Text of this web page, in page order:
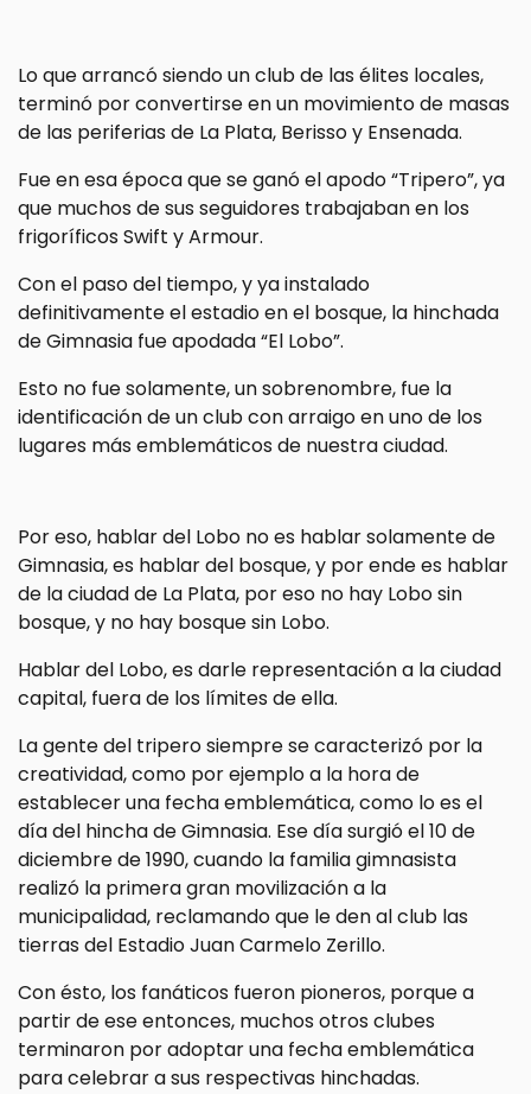
Lo que arrancó siendo un club de las élites locales,
terminó por convertirse en un movimiento de masas
de las periferias de La Plata, Berisso y Ensenada.
Fue en esa época que se ganó el apodo “Tripero”, ya
que muchos de sus seguidores trabajaban en los
frigoríficos Swift y Armour.
Con el paso del tiempo, y ya instalado
definitivamente el estadio en el bosque, la hinchada
de Gimnasia fue apodada “El Lobo”.
Esto no fue solamente, un sobrenombre, fue la
identificación de un club con arraigo en uno de los
lugares más emblemáticos de nuestra ciudad.
Por eso, hablar del Lobo no es hablar solamente de
Gimnasia, es hablar del bosque, y por ende es hablar
de la ciudad de La Plata, por eso no hay Lobo sin
bosque, y no hay bosque sin Lobo.
Hablar del Lobo, es darle representación a la ciudad
capital, fuera de los límites de ella.
La gente del tripero siempre se caracterizó por la
creatividad, como por ejemplo a la hora de
establecer una fecha emblemática, como lo es el
día del hincha de Gimnasia. Ese día surgió el 10 de
diciembre de 1990, cuando la familia gimnasista
realizó la primera gran movilización a la
municipalidad, reclamando que le den al club las
tierras del Estadio Juan Carmelo Zerillo.
Con ésto, los fanáticos fueron pioneros, porque a
partir de ese entonces, muchos otros clubes
terminaron por adoptar una fecha emblemática
para celebrar a sus respectivas hinchadas.